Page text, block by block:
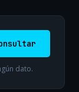
dato.